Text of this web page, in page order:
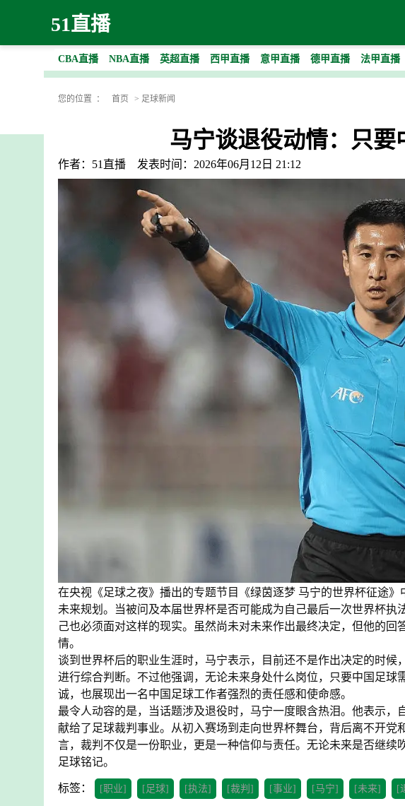
51直播
CBA直播 NBA直播 英超直播 西甲直播 意甲直播 德甲直播 法甲直播
您的位置 ： 首页 > 足球新闻
马宁谈退役动情：只要
作者：51直播 发表时间：2026年06月12日 21:12
在央视《足球之夜》播出的专题节目《绿茵逐梦 马宁的世界杯征途
未来规划。当被问及本届世界杯是否可能成为自己最后一次世界杯执
己也必须面对这样的现实。虽然尚未对未来作出最终决定，但他的
情。
谈到世界杯后的职业生涯时，马宁表示，目前还不是作出决定的时
进行综合判断。不过他强调，无论未来身处什么岗位，只要中国足
诚，也展现出一名中国足球工作者强烈的责任感和使命感。
最令人动容的是，当话题涉及退役时，马宁一度眼含热泪。他表示
献给了足球裁判事业。从初入赛场到走向世界杯舞台，背后离不开
言，裁判不仅是一份职业，更是一种信仰与责任。无论未来是否继续
足球铭记。
标签： [职业] [足球] [执法] [裁判] [事业] [马宁] [未来] [